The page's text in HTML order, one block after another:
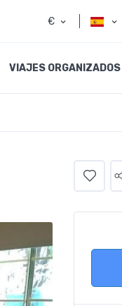
€
VIAJES ORGANIZADOS